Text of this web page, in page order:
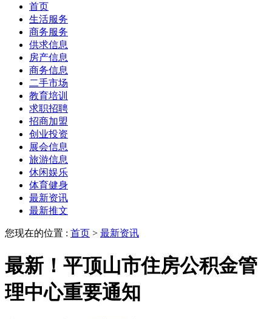
首页
生活服务
商务服务
供求信息
房产信息
商务信息
二手市场
教育培训
求职招聘
招商加盟
创业投资
展会信息
旅游信息
休闲娱乐
体育健身
最新资讯
最新推文
您现在的位置 : 首页 > 最新资讯
最新！平顶山市住房公积金管
理中心重要通知